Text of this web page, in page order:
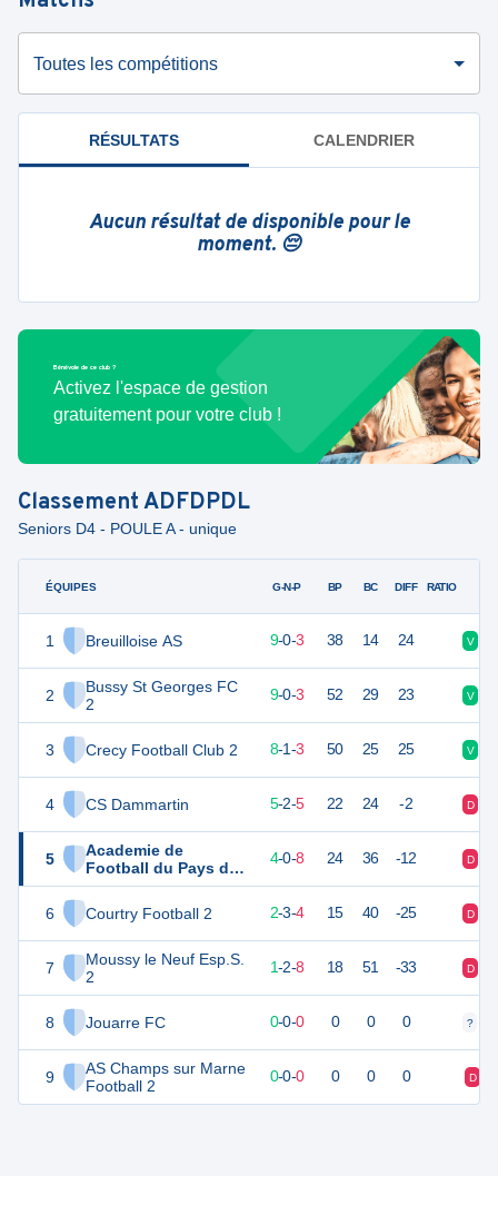
Toutes les compétitions
RÉSULTATS CALENDRIER
Aucun résultat de disponible pour le
moment. 😔
Bénévole de ce club ?
Activez l'espace de gestion
gratuitement pour votre club !
ClassementADFDPDL
Seniors D4 - POULE A - unique
ÉQUIPES
1 Breuilloise AS
2
Bussy St Georges FC
2
3 Crecy Football Club 2
4 CS Dammartin
5
Academie de
Football du Pays de
l'Ourcq
6
Courtry Football 2
7
Moussy le Neuf Esp.S.
2
8 Jouarre FC
9
AS Champs sur Marne
Football 2
G-N-P BP BC DIFF RATIO
9-0-3 38 14 24 V
27 12 9-0-3 52 29 23 V
25 12 8-1-3 50 25 25 V
5-2-5 22 24 -2 D
4-0-8 24 36 -12 D
6 2-3-4 15 40 -25 D
4 12 1-2-8 18 51 -33 D
0-0-0 0 0 0 ?
0 0 0-0-0 0 0 0 D